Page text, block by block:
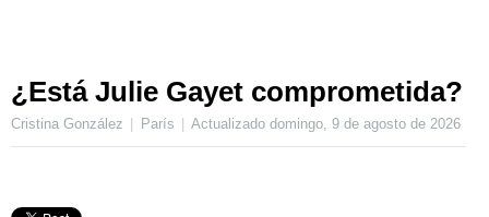
¿Está Julie Gayet comprometida?
Cristina González París Actualizadodomingo, 9 de agosto de 2026